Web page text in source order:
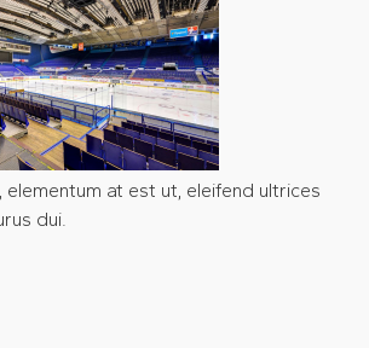
elementum at est ut, eleifend ultrices
dui.